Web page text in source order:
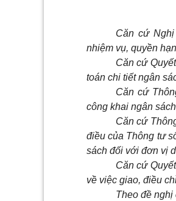
Căn cứ
nhiệm vụ, quyền
Căn cứ
toán chi tiết ngân
Căn cứ
công khai ngân
Căn cứ
điều của Thông tư
sách đối với đơn vị
Căn cứ
về việc giao, điều
Theo đề nghị